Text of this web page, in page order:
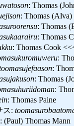
: Thomas
: Thomas (Alva)
: Thomas
: Thomas
: Thomas Cook
:
:
: Thomas
:
: Thomas Paine
ス:
: (Paul) Thomas Mann